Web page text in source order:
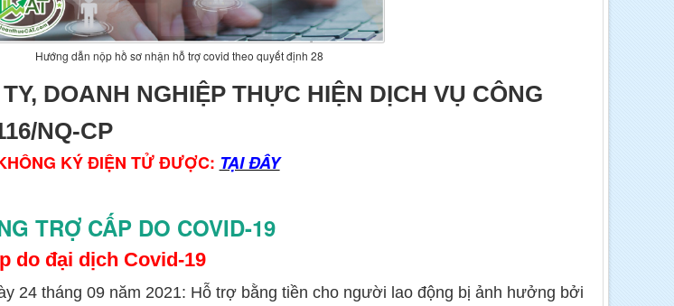
Hướng dẫn nộp hồ sơ nhận hỗ trợ covid theo quyết định 28
DOANH NGHIỆP THỰC HIỆN DỊCH VỤ CÔNG
NQ-CP
KÝ ĐIỆN TỬ ĐƯỢC: TẠI ĐÂY
TRỢ CẤP DO COVID-19
do đại dịch Covid-19
24 tháng 09 năm 2021: Hỗ trợ bằng tiền cho người lao động bị ảnh hưởng bởi